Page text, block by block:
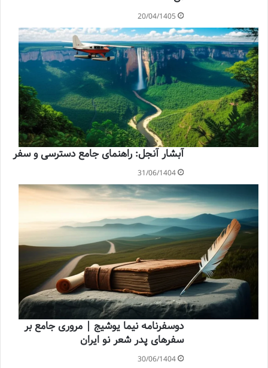
20/04/1405
آبشار آنجل: راهنمای جامع دسترسی و سفر
31/06/1404
دوسفرنامه نیما یوشیج | مروری جامع بر
سفرهای پدر شعر نو ایران
30/06/1404